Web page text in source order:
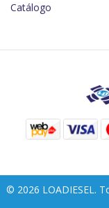
Catálogo
© 2026 LOADIESEL.